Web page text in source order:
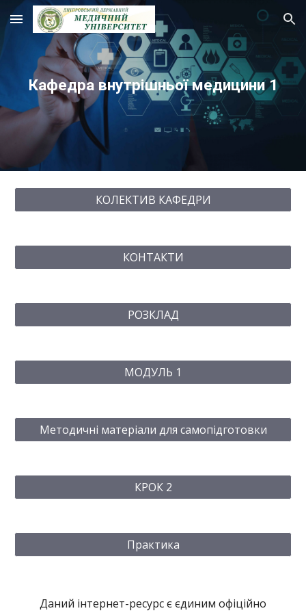
Skip to main content Skip to navigation
Кафедра внутрішньої медицини 1
КОЛЕКТИВ КАФЕДРИ
КОНТАКТИ
РОЗКЛАД
МОДУЛЬ 1
Методичні матеріали для самопідготовки
КРОК 2
Практика
Даний інтернет-ресурс є єдиним офіційно